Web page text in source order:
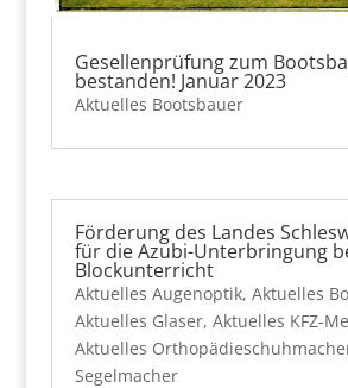
Gesellenprüfung zum
bestanden! Januar 2023
Aktuelles Bootsbauer
Förderung des Landes
für die Azubi-Unterbringung
Blockunterricht
Aktuelles Augenoptik, Aktuelles
Aktuelles Glaser, Aktuelles KFZ-
Aktuelles
Segelmacher